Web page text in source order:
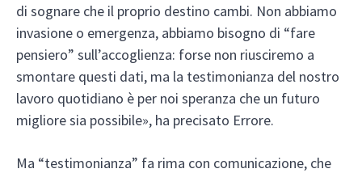
di sognare che il proprio destino cambi. Non abbiamo
invasione o emergenza, abbiamo bisogno di “fare
pensiero” sull’accoglienza: forse non riusciremo a
smontare questi dati, ma la testimonianza del nostro
lavoro quotidiano è per noi speranza che un futuro
migliore sia possibile», ha precisato Errore.
Ma “testimonianza” fa rima con comunicazione, che